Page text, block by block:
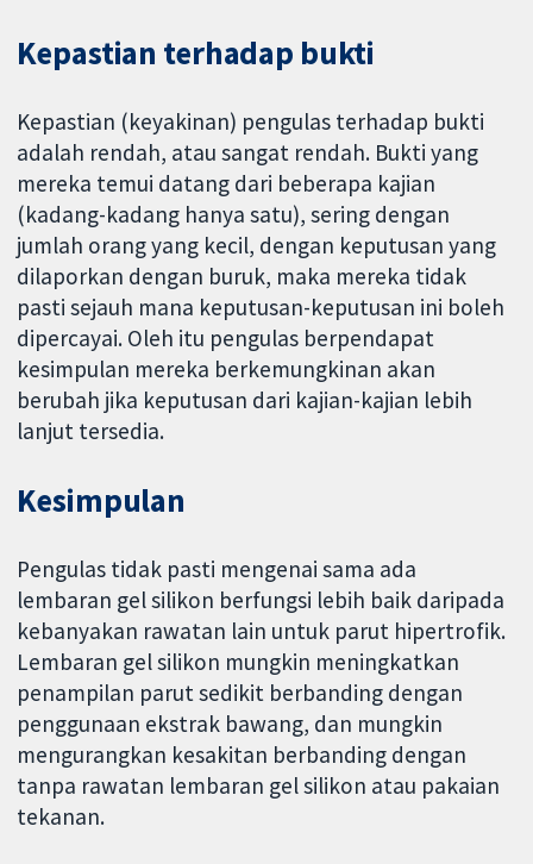
Kepastian terhadap bukti
Kepastian (keyakinan) pengulas terhadap bukti
adalah rendah, atau sangat rendah. Bukti yang
mereka temui datang dari beberapa kajian
(kadang-kadang hanya satu), sering dengan
jumlah orang yang kecil, dengan keputusan yang
dilaporkan dengan buruk, maka mereka tidak
pasti sejauh mana keputusan-keputusan ini boleh
dipercayai. Oleh itu pengulas berpendapat
kesimpulan mereka berkemungkinan akan
berubah jika keputusan dari kajian-kajian lebih
lanjut tersedia.
Kesimpulan
Pengulas tidak pasti mengenai sama ada
lembaran gel silikon berfungsi lebih baik daripada
kebanyakan rawatan lain untuk parut hipertrofik.
Lembaran gel silikon mungkin meningkatkan
penampilan parut sedikit berbanding dengan
penggunaan ekstrak bawang, dan mungkin
mengurangkan kesakitan berbanding dengan
tanpa rawatan lembaran gel silikon atau pakaian
tekanan.